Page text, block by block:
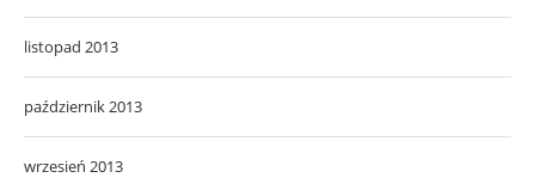
listopad 2013
październik 2013
wrzesień 2013